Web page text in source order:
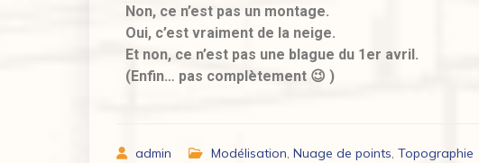
Non, ce n’est pas un montage.
Oui, c’est vraiment de la neige.
Et non, ce n’est pas une blague du 1er avril.
(Enfin… pas complètement 😉 )
admin Modélisation, Nuage de points, Topographie